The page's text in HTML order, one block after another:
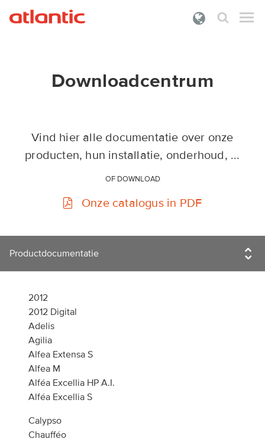
PRODUCTEN
ONZE DIENSTEN
Downloadcentrum
Vind hier alle documentatie over onze
producten, hun installatie, onderhoud, ...
OF DOWNLOAD
Onze catalogus in PDF
2012
2012 Digital
Adelis
Agilia
Alfea Extensa S
Alfea M
Alféa Excellia HP A.I.
Alféa Excellia S
Calypso
Chaufféo